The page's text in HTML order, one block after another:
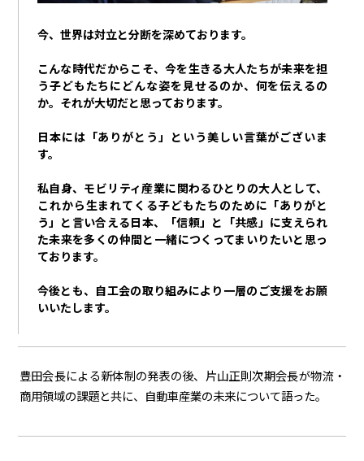
今、世界は対立と分断を深めております。
こんな時代だからこそ、今を生きる大人たちが未来を担
う子どもたちにどんな姿を見せるのか、何を伝えるの
か。それが大切だと思っております。
日本には「ありがとう」という美しい言葉がございま
す。
私自身、モビリティ産業に関わるひとりの大人として、
これから生まれてくる子どもたちのために「ありがと
う」と言い合える日本、「信頼」と「共感」に支えられ
た未来を多くの仲間と一緒につくってまいりたいと思っ
ております。
今後とも、自工会の取り組みにより一層のご支援をお願
いいたします。
豊田会長による新体制の発表の後、片山正則次期会長が物流・
商用領域の課題と共に、自動車産業の未来について語った。